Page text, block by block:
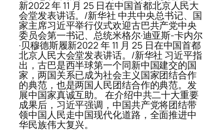
新2022 年 11 月 25 日在中国首都北京人民大
会堂发表讲话。/新华社 中共中央总书记、国
家主席习近平举行仪式欢迎古巴共产党中央
委员会第一书记、总统米格尔·迪亚斯-卡内尔
·贝穆德斯履新2022 年 11 月 25 日在中国首都
北京人民大会堂发表讲话。/新华社 习近平指
出，古巴是西半球第一个同新中国建交的国
家，两国关系已成为社会主义国家团结合作
的典范，也是两国人民团结合作的典范。发
展中国家真诚互助。 在介绍中共二十大重要
成果后，习近平强调，中国共产党将团结带
领中国人民走中国现代化道路，全面推进中
华民族伟大复兴。